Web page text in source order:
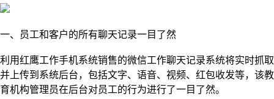
一、员工和客户的所有聊天记录一目了然
利用红鹰工作手机系统销售的微信工作聊天记录系统将实时抓取
并上传到系统后台，包括文字、语音、视频、红包收发等，该教
育机构管理员在后台对员工的行为进行了一目了然。